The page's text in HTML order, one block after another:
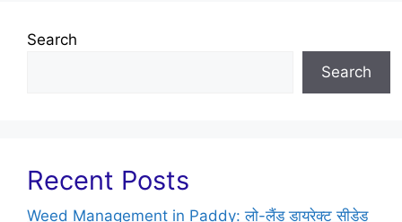
Search
Search
Recent Posts
Weed Management in Paddy: लो-लैंड डायरेक्ट सीडेड